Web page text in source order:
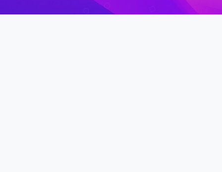
Smart How는 직업상담사 자격증, 자동차, 여행정보, 주식, 반려동물